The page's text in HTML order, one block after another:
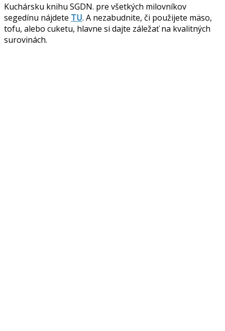
Kuchársku knihu SGDN. pre všetkých milovníkov
segedínu nájdete TU. A nezabudnite, či použijete mäso,
tofu, alebo cuketu, hlavne si dajte záležať na kvalitných
surovinách.